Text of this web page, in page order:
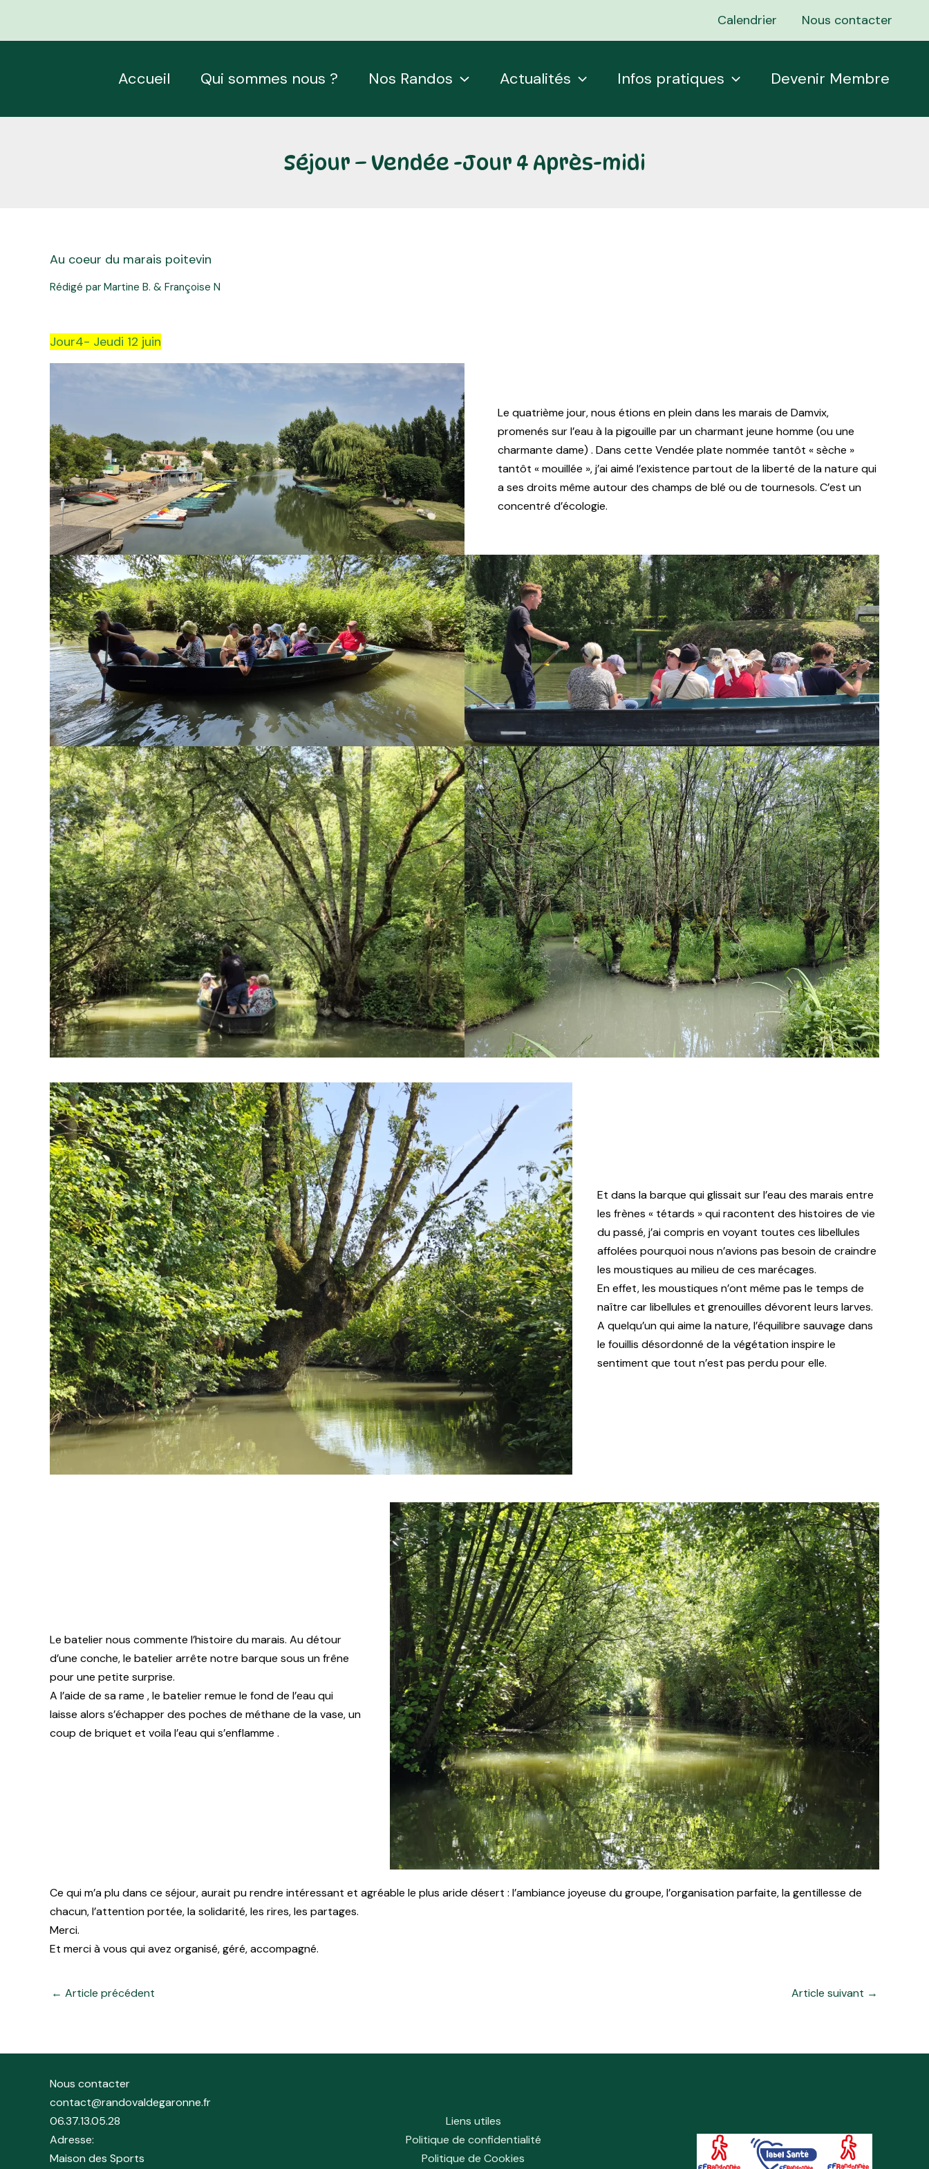
Calendrier Nous contacter
Accueil Qui sommes nous ? Nos Randos Actualités Infos pratiques Devenir Membre
Séjour – Vendée -Jour 4 Après-midi
Au coeur du marais poitevin
Rédigé par Martine B. & Françoise N
Jour4- Jeudi 12 juin
Le quatrième jour, nous étions en plein dans les marais de Damvix,
promenés sur l’eau à la pigouille par un charmant jeune homme (ou une
charmante dame) . Dans cette Vendée plate nommée tantôt « sèche »
tantôt « mouillée », j’ai aimé l’existence partout de la liberté de la nature qui
a ses droits même autour des champs de blé ou de tournesols. C’est un
concentré d’écologie.
Et dans la barque qui glissait sur l’eau des marais entre
les frènes « tétards » qui racontent des histoires de vie
du passé, j’ai compris en voyant toutes ces libellules
affolées pourquoi nous n’avions pas besoin de craindre
les moustiques au milieu de ces marécages.
En effet, les moustiques n’ont même pas le temps de
naître car libellules et grenouilles dévorent leurs larves.
A quelqu’un qui aime la nature, l’équilibre sauvage dans
le fouillis désordonné de la végétation inspire le
sentiment que tout n’est pas perdu pour elle.
Le batelier nous commente l’histoire du marais. Au détour
d’une conche, le batelier arrête notre barque sous un frêne
pour une petite surprise.
A l’aide de sa rame , le batelier remue le fond de l’eau qui
laisse alors s’échapper des poches de méthane de la vase, un
coup de briquet et voila l’eau qui s’enflamme .
Ce qui m’a plu dans ce séjour, aurait pu rendre intéressant et agréable le plus aride désert : l’ambiance joyeuse du groupe, l’organisation parfaite, la gentillesse de
chacun, l’attention portée, la solidarité, les rires, les partages.
Merci.
Et merci à vous qui avez organisé, géré, accompagné.
← Article précédent Article suivant →
Nous contacter
contact@randovaldegaronne.fr
06.37.13.05.28
Adresse:
Maison des Sports
Liens utiles
Politique de confidentialité
Politique de Cookies